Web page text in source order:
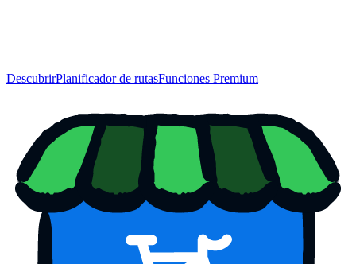
DescubrirPlanificador de rutasFunciones Premium